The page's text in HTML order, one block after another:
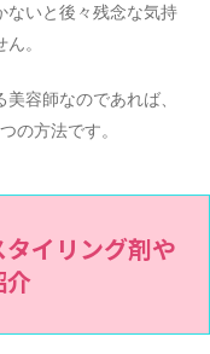
ないと後々残念な気持
。
容師なのであれば、
の方法です。
イリング剤や
介